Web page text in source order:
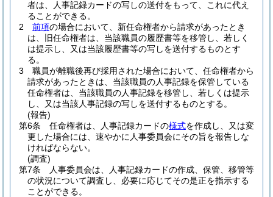
者は、人事記録カードの写しの送付をもって、これに代え
ることができる。
2
前項の場合において、新任命権者から請求があったとき
は、旧任命権者は、当該職員の履歴書等を移管し、若しく
は提示し、又は当該履歴書等の写しを送付するものとす
る。
3
職員が離職後再び採用された場合において、任命権者から
請求があったときは、当該職員の人事記録を保管している
任命権者は、当該職員の人事記録を移管し、若しくは提示
し、又は当該人事記録の写しを送付するものとする。
(報告)
第6条
任命権者は、人事記録カードの様式を作成し、又は変
更した場合には、速やかに人事委員会にその旨を報告しな
ければならない。
(調査)
第7条
人事委員会は、人事記録カードの作成、保管、移管等
の状況について調査し、必要に応じてその是正を指示する
ことができる。